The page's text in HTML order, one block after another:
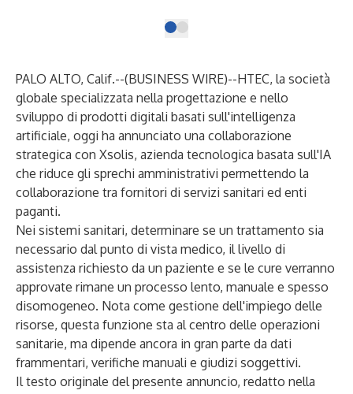
PALO ALTO, Calif.--(BUSINESS WIRE)--HTEC, la società
globale specializzata nella progettazione e nello
sviluppo di prodotti digitali basati sull'intelligenza
artificiale, oggi ha annunciato una collaborazione
strategica con Xsolis, azienda tecnologica basata sull'IA
che riduce gli sprechi amministrativi permettendo la
collaborazione tra fornitori di servizi sanitari ed enti
paganti.
Nei sistemi sanitari, determinare se un trattamento sia
necessario dal punto di vista medico, il livello di
assistenza richiesto da un paziente e se le cure verranno
approvate rimane un processo lento, manuale e spesso
disomogeneo. Nota come gestione dell'impiego delle
risorse, questa funzione sta al centro delle operazioni
sanitarie, ma dipende ancora in gran parte da dati
frammentari, verifiche manuali e giudizi soggettivi.
Il testo originale del presente annuncio, redatto nella